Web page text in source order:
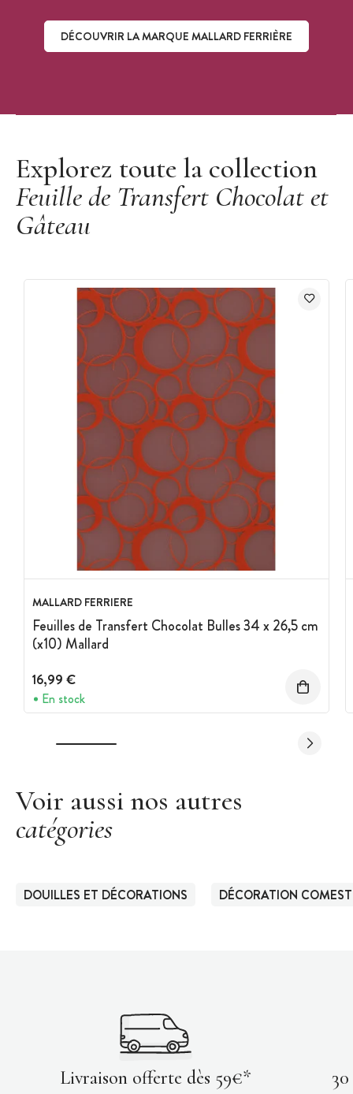
DÉCOUVRIR LA MARQUE MALLARD FERRIÈRE
Explorez toute la collection
Feuille de Transfert Chocolat et
Gâteau
MALLARD FERRIERE
Feuilles de Transfert Chocolat Bulles 34 x 26,5 cm
(x10) Mallard
16,99 €
En stock
Voir aussi nos autres
catégories
DOUILLES ET DÉCORATIONS DÉCORATION
Livraison offerte dès 59€*